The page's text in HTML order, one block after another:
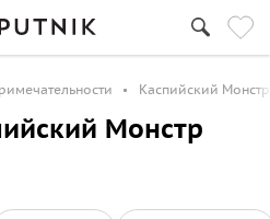
Каспийский Монстр
Монстр